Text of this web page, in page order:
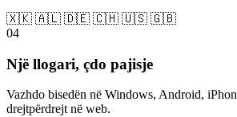
🇽🇰 🇦🇱 🇩🇪 🇨🇭 🇺🇸 🇬🇧
04
Një llogari, çdo pajisje
Vazhdo bisedën në Windows, Android,
drejtpërdrejt në web.